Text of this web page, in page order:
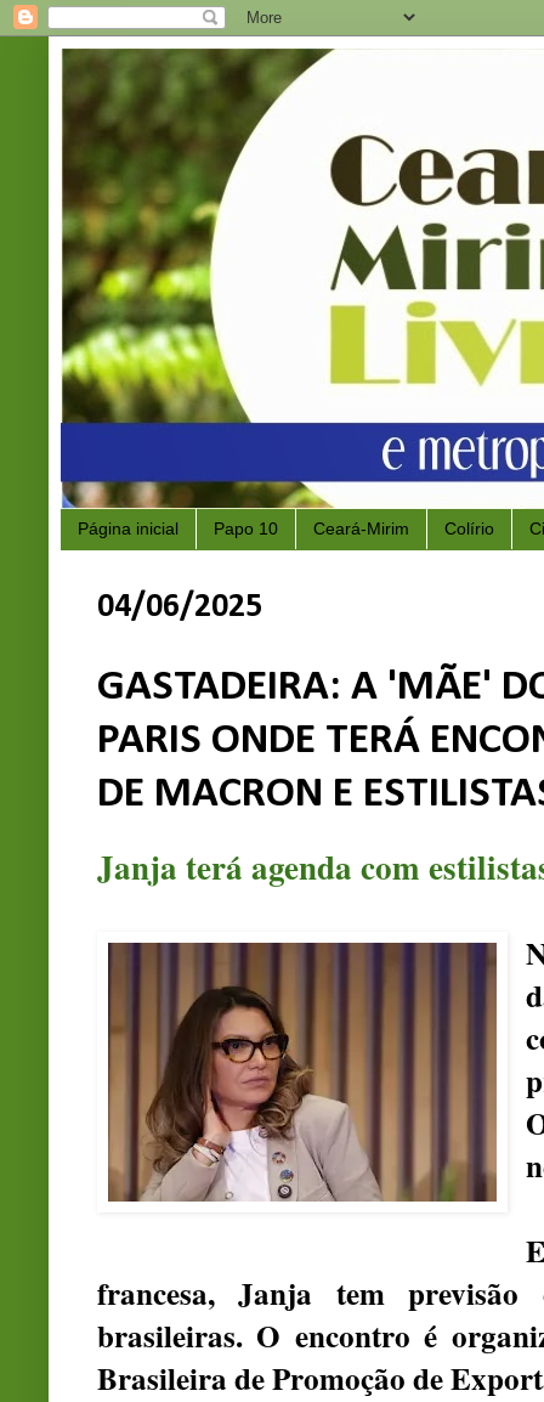
Página inicial Papo 10 Ceará-Mirim Colírio
04/06/2025
GASTADEIRA: A 'MÃE'
PARIS ONDE TERÁ
DE MACRON E
Janja terá agenda com
francesa, Janja tem
brasileiras. O encontro é
Brasileira de Promoção de